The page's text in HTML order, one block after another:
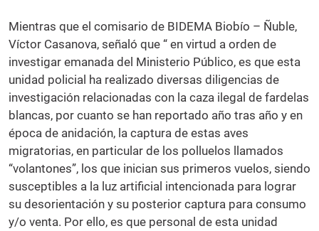
Mientras que el comisario de BIDEMA Biobío – Ñuble,
Víctor Casanova, señaló que “ en virtud a orden de
investigar emanada del Ministerio Público, es que esta
unidad policial ha realizado diversas diligencias de
investigación relacionadas con la caza ilegal de fardelas
blancas, por cuanto se han reportado año tras año y en
época de anidación, la captura de estas aves
migratorias, en particular de los polluelos llamados
“volantones”, los que inician sus primeros vuelos, siendo
susceptibles a la luz artificial intencionada para lograr
su desorientación y su posterior captura para consumo
y/o venta. Por ello, es que personal de esta unidad